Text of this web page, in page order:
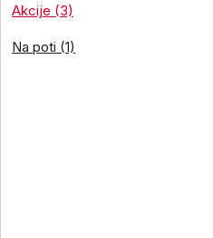
Akcije (3)
Na poti (1)